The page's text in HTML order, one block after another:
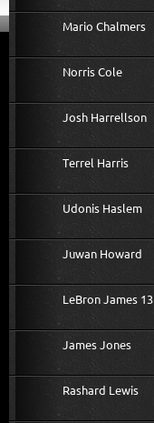
Mario Chalmers
Norris Cole
Josh Harrellson
Terrel Harris
Udonis Haslem
Juwan Howard
LeBron James 13
James Jones
Rashard Lewis